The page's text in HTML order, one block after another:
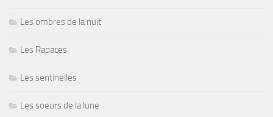
Les ombres de la nuit
Les Rapaces
Les sentinelles
Les soeurs de la lune